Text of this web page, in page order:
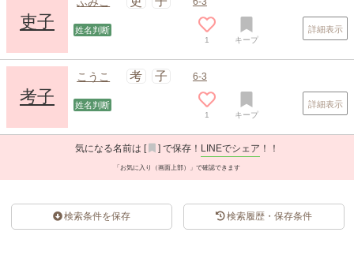
吏子 姓名判断
1 キープ
詳細表示
考子
こうこ 考 子 6-3
姓名判断
1 キープ
詳細表示
気になる名前は [ ] で保存！ LINEでシェア ！！
「お気に入り（画面上部）」で確認できます
検索条件を保存 検索履歴・保存条件